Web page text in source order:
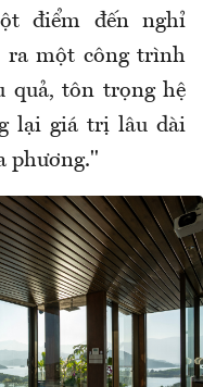
điểm đến nghỉ
ra một công trình
quả, tôn trọng hệ
lại giá trị lâu dài
phương."